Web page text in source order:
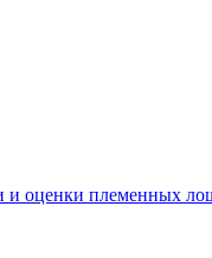
оценки племенных